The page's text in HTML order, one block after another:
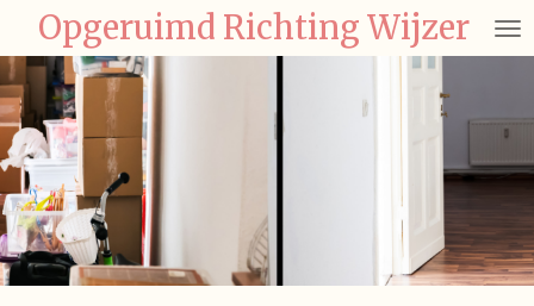
direct
naar
de
hoofdinhoud
Opgeruimd Richting Wijzer